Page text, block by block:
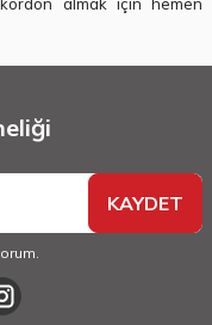
kordon almak için hemen
KAYDET